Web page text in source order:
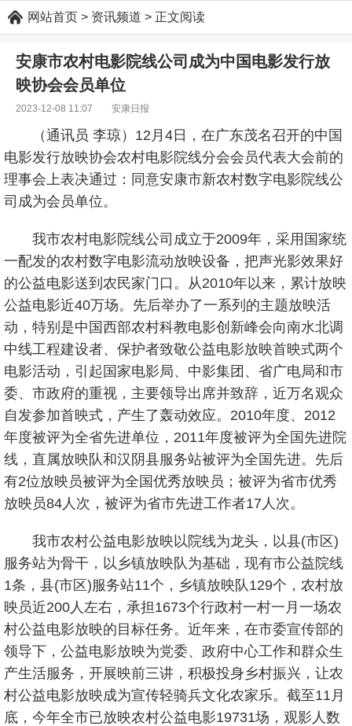
网站首页 > 资讯频道 > 正文阅读
安康市农村电影院线公司成为中国电影发行放
映协会会员单位
2023-12-08 11:07 安康日报
（通讯员 李琼）12月4日，在广东茂名召开的中国
电影发行放映协会农村电影院线分会会员代表大会前的
理事会上表决通过：同意安康市新农村数字电影院线公
司成为会员单位。
我市农村电影院线公司成立于2009年，采用国家统
一配发的农村数字电影流动放映设备，把声光影效果好
的公益电影送到农民家门口。从2010年以来，累计放映
公益电影近40万场。先后举办了一系列的主题放映活
动，特别是中国西部农村科教电影创新峰会向南水北调
中线工程建设者、保护者致敬公益电影放映首映式两个
电影活动，引起国家电影局、中影集团、省广电局和市
委、市政府的重视，主要领导出席并致辞，近万名观众
自发参加首映式，产生了轰动效应。2010年度、2012
年度被评为全省先进单位，2011年度被评为全国先进院
线，直属放映队和汉阴县服务站被评为全国先进。先后
有2位放映员被评为全国优秀放映员；被评为省市优秀
放映员84人次，被评为省市先进工作者17人次。
我市农村公益电影放映以院线为龙头，以县(市区)
服务站为骨干，以乡镇放映队为基础，现有市公益院线
1条，县(市区)服务站11个，乡镇放映队129个，农村放
映员近200人左右，承担1673个行政村一村一月一场农
村公益电影放映的目标任务。近年来，在市委宣传部的
领导下，公益电影放映为党委、政府中心工作和群众生
产生活服务，开展映前三讲，积极投身乡村振兴，让农
村公益电影放映成为宣传轻骑兵文化农家乐。截至11月
底，今年全市已放映农村公益电影19731场，观影人数